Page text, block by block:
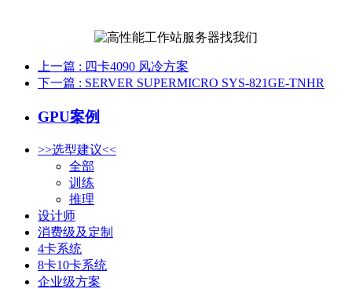
上一篇 : 四卡4090 风冷方案
下一篇 : SERVER SUPERMICRO SYS-821GE-TNHR
GPU案例
>>选型建议<<
全部
训练
推理
设计师
消费级及定制
4卡系统
8卡10卡系统
企业级方案